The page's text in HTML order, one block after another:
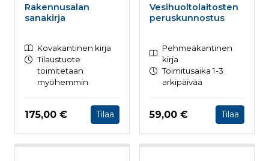
Rakennusalan
sanakirja
Kovakantinen kirja
Tilaustuote
toimitetaan
myöhemmin
Hinta nyt
175,00 € Tilaa
Vesihuoltolaitosten
peruskunnostus
Pehmeäkantinen
kirja
Toimitusaika 1-3
arkipäivää
Hinta nyt
59,00 € Tilaa